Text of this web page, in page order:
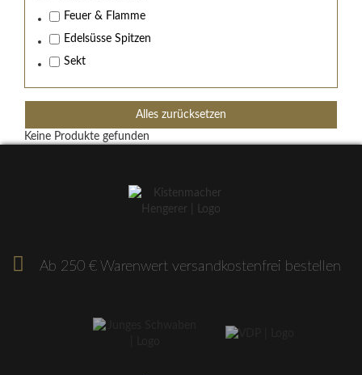
Feuer & Flamme
Edelsüsse Spitzen
Sekt
Alles zurücksetzen
Keine Produkte gefunden
Ab 250 € Warenwert versandkostenfrei bestellen